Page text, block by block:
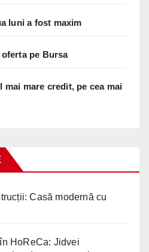
luni a fost maxim
pe Bursa
mai mare credit, pe cea mai
Casă modernă cu
HoReCa: Jidvei